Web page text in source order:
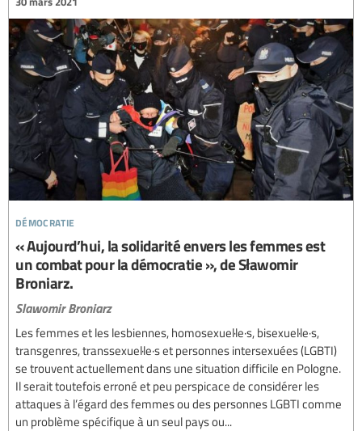
démocratie
« Aujourd’hui, la solidarité envers les femmes est
un combat pour la démocratie », de Sławomir
Broniarz.
Slawomir Broniarz
Les femmes et les lesbiennes, homosexuel·le·s, bisexuel·le·s,
transgenres, transsexuel·le·s et personnes intersexuées (LGBTI)
se trouvent actuellement dans une situation difficile en Pologne.
Il serait toutefois erroné et peu perspicace de considérer les
attaques à l’égard des femmes ou des personnes LGBTI comme
un problème spécifique à un seul pays ou...